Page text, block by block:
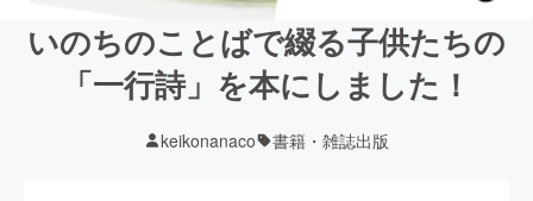
いのちのことばで綴る子供たちの
「一行詩」を本にしました！
keikonanaco 書籍・雑誌出版